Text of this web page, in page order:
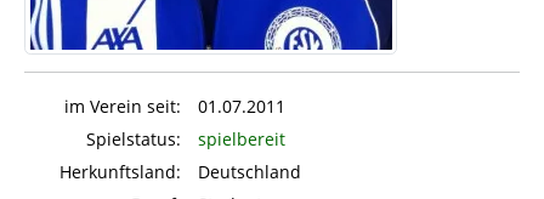
im Verein seit:
01.07.2011
Spielstatus:
spielbereit
Herkunftsland:
Deutschland